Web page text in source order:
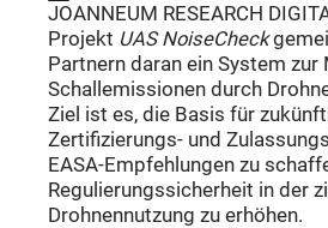
JOANNEUM RESEARCH
Projekt UAS NoiseCheck
Partnern daran ein System zur
Schallemissionen durch
Ziel ist es, die Basis für
Zertifizierungs- und
EASA-Empfehlungen zu
Regulierungssicherheit in der
Drohnennutzung zu erhöhen.